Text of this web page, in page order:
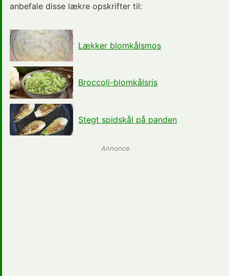
anbefale disse lækre opskrifter til:
Lækker blomkålsmos
Broccoli-blomkålsris
Stegt spidskål på panden
Annonce